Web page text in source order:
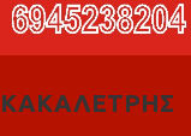
ΚΑΚΑΛΕΤΡΗΣ